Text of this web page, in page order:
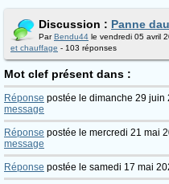
Discussion : Panne
ParBendu44 le vendredi 05 avril
et chauffage - 103 réponses
Mot clef présent dans :
Réponse postée le dimanche 29 juin
message
Réponse postée le mercredi 21 mai
message
Réponse postée le samedi 17 mai